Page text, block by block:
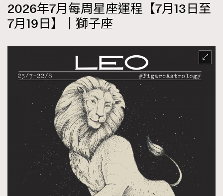
2026年7月每周星座運程【7月13日至
7月19日】｜獅子座